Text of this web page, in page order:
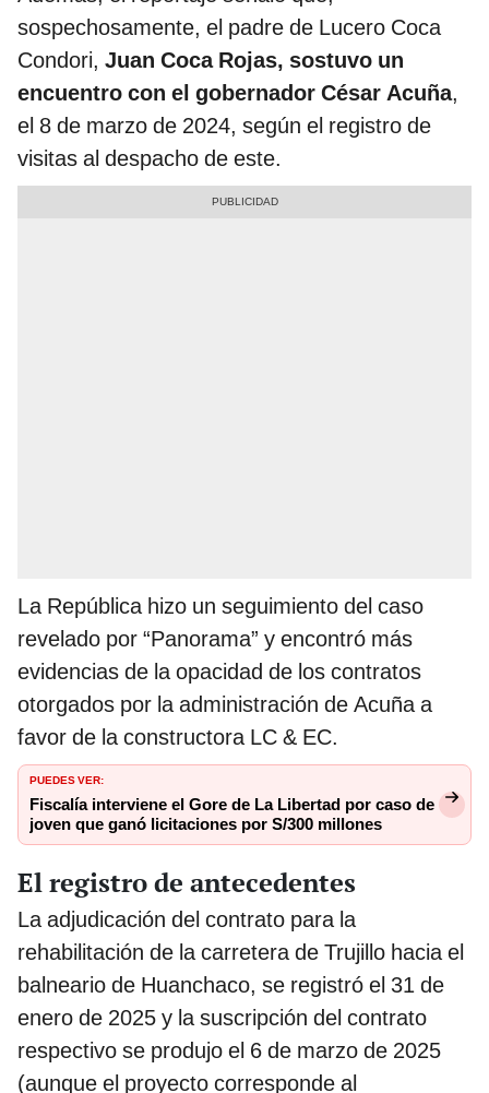
sospechosamente, el padre de Lucero Coca
Condori, Juan Coca Rojas, sostuvo un
encuentro con el gobernador César Acuña,
el 8 de marzo de 2024, según el registro de
visitas al despacho de este.
La República hizo un seguimiento del caso
revelado por “Panorama” y encontró más
evidencias de la opacidad de los contratos
otorgados por la administración de Acuña a
favor de la constructora LC & EC.
PUEDES VER:
Fiscalía interviene el Gore de La Libertad por caso de
joven que ganó licitaciones por S/300 millones
El registro de antecedentes
La adjudicación del contrato para la
rehabilitación de la carretera de Trujillo hacia el
balneario de Huanchaco, se registró el 31 de
enero de 2025 y la suscripción del contrato
respectivo se produjo el 6 de marzo de 2025
(aunque el proyecto corresponde al